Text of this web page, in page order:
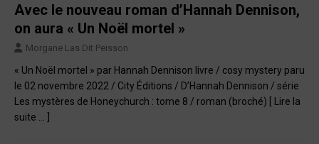
Avec le nouveau roman d’Hannah Dennison,
on aura « Un Noël mortel »
Morgane Las Dit Peisson
« Un Noël mortel » par Hannah Dennison livre / cosy mystery paru
le 02 novembre 2022 / City Éditions / D’Hannah Dennison / série
Les mystères de Honeychurch : tome 8 / roman (broché) [ Lire la
suite … ]